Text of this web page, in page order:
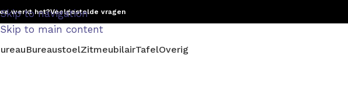
Skip to navigation
Skip to main content
werkt het?Veelgestelde vragen
BureaustoelZitmeubilairTafelOverig